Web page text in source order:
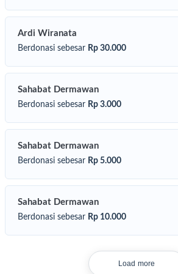
Baitul Qur'an
Baitul Muamalah
Mushola Pemuda Sukses Mulia ini
tempat orang shalat saja. Tapi dari
rangkaian amal kebaikan dari mulai
berbagi melalui Baitul Maal, tempat
doanya dan sedekah terbaik, bismillah,
Pahala Jariyah Tanpa Putus
Ardi Wiranata
Berdonasi sebesar Rp 30.000
Sahabat Dermawan
Berdonasi sebesar Rp 3.000
Sahabat Dermawan
Berdonasi sebesar Rp 5.000
Sahabat Dermawan
Berdonasi sebesar Rp 10.000
Load more